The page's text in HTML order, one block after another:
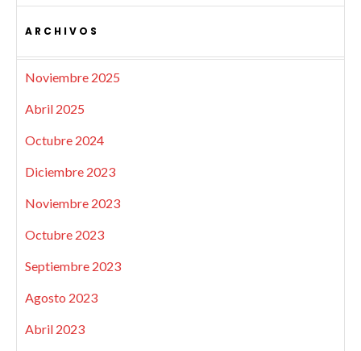
ARCHIVOS
Noviembre 2025
Abril 2025
Octubre 2024
Diciembre 2023
Noviembre 2023
Octubre 2023
Septiembre 2023
Agosto 2023
Abril 2023